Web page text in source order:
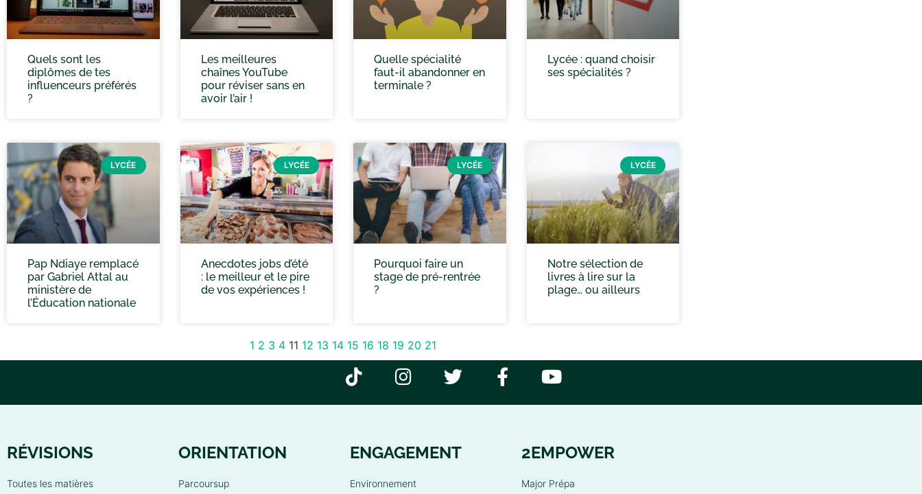
Quels sont les
diplômes de tes
influenceurs préférés
?
Les meilleures
chaînes YouTube
pour réviser sans en
avoir l’air !
Quelle spécialité
faut-il abandonner en
terminale ?
Lycée : quand choisir
ses spécialités ?
LYCÉE
Pap Ndiaye remplacé
par Gabriel Attal au
ministère de
l’Éducation nationale
LYCÉE
Anecdotes jobs d’été
: le meilleur et le pire
de vos expériences !
LYCÉE
Pourquoi faire un
stage de pré-rentrée
?
LYCÉE
Notre sélection de
livres à lire sur la
plage… ou ailleurs
1 2 3 4 11 12 13 14 15 16 18 19 20 21
RÉVISIONS
Toutes les matières
ORIENTATION
Parcoursup
ENGAGEMENT
Environnement
2EMPOWER
Major Prépa